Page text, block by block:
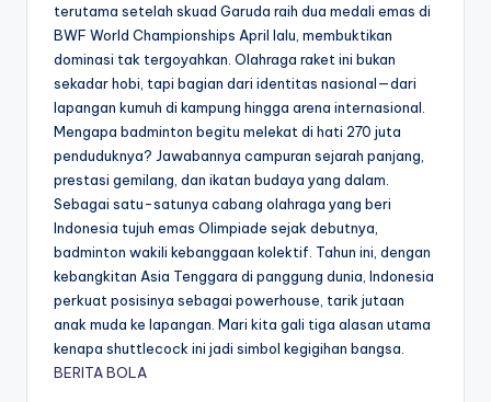
terutama setelah skuad Garuda raih dua medali emas di
BWF World Championships April lalu, membuktikan
dominasi tak tergoyahkan. Olahraga raket ini bukan
sekadar hobi, tapi bagian dari identitas nasional—dari
lapangan kumuh di kampung hingga arena internasional.
Mengapa badminton begitu melekat di hati 270 juta
penduduknya? Jawabannya campuran sejarah panjang,
prestasi gemilang, dan ikatan budaya yang dalam.
Sebagai satu-satunya cabang olahraga yang beri
Indonesia tujuh emas Olimpiade sejak debutnya,
badminton wakili kebanggaan kolektif. Tahun ini, dengan
kebangkitan Asia Tenggara di panggung dunia, Indonesia
perkuat posisinya sebagai powerhouse, tarik jutaan
anak muda ke lapangan. Mari kita gali tiga alasan utama
kenapa shuttlecock ini jadi simbol kegigihan bangsa.
BERITA BOLA